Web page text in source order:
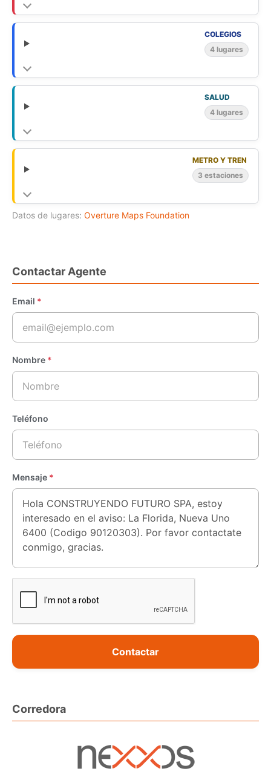
COLEGIOS
4 lugares
SALUD
4 lugares
METRO Y TREN
3 estaciones
Datos de lugares: Overture Maps Foundation
Contactar Agente
Email *
Nombre *
Teléfono
Mensaje *
Contactar
Corredora